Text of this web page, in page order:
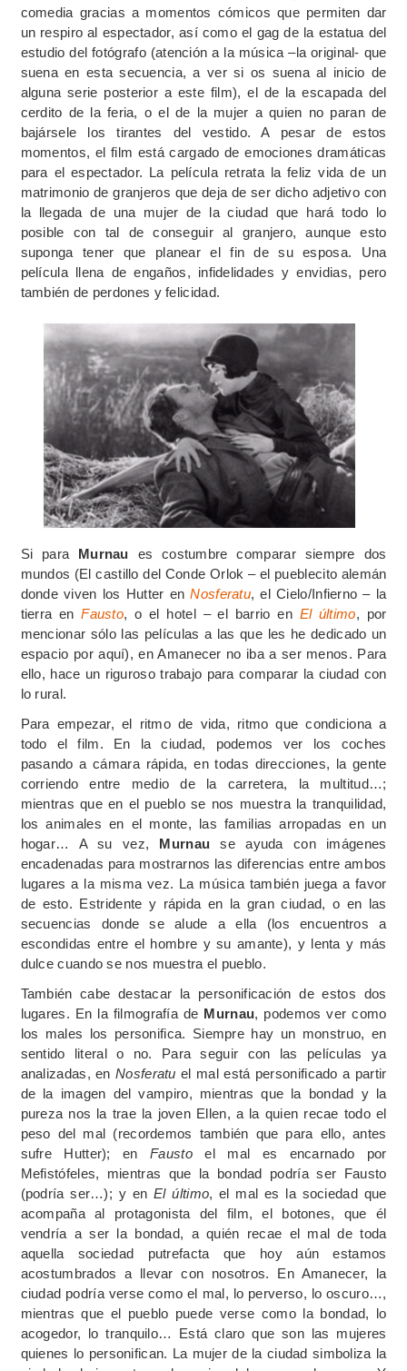
comedia gracias a momentos cómicos que permiten dar
un respiro al espectador, así como el gag de la estatua del
estudio del fotógrafo (atención a la música –la original- que
suena en esta secuencia, a ver si os suena al inicio de
alguna serie posterior a este film), el de la escapada del
cerdito de la feria, o el de la mujer a quien no paran de
bajársele los tirantes del vestido. A pesar de estos
momentos, el film está cargado de emociones dramáticas
para el espectador. La película retrata la feliz vida de un
matrimonio de granjeros que deja de ser dicho adjetivo con
la llegada de una mujer de la ciudad que hará todo lo
posible con tal de conseguir al granjero, aunque esto
suponga tener que planear el fin de su esposa. Una
película llena de engaños, infidelidades y envidias, pero
también de perdones y felicidad.
Si para Murnau es costumbre comparar siempre dos
mundos (El castillo del Conde Orlok – el pueblecito alemán
donde viven los Hutter enNosferatu, el Cielo/Infierno – la
tierra enFausto, o el hotel – el barrio en El último, por
mencionar sólo las películas a las que les he dedicado un
espacio por aquí), en Amanecer no iba a ser menos. Para
ello, hace un riguroso trabajo para comparar la ciudad con
lo rural.
Para empezar, el ritmo de vida, ritmo que condiciona a
todo el film. En la ciudad, podemos ver los coches
pasando a cámara rápida, en todas direcciones, la gente
corriendo entre medio de la carretera, la multitud…;
mientras que en el pueblo se nos muestra la tranquilidad,
los animales en el monte, las familias arropadas en un
hogar… A su vez, Murnau se ayuda con imágenes
encadenadas para mostrarnos las diferencias entre ambos
lugares a la misma vez. La música también juega a favor
de esto. Estridente y rápida en la gran ciudad, o en las
secuencias donde se alude a ella (los encuentros a
escondidas entre el hombre y su amante), y lenta y más
dulce cuando se nos muestra el pueblo.
También cabe destacar la personificación de estos dos
lugares. En la filmografía de Murnau, podemos ver como
los males los personifica. Siempre hay un monstruo, en
sentido literal o no. Para seguir con las películas ya
analizadas, enNosferatu el mal está personificado a partir
de la imagen del vampiro, mientras que la bondad y la
pureza nos la trae la joven Ellen, a la quien recae todo el
peso del mal (recordemos también que para ello, antes
sufre Hutter); enFaustoel mal es encarnado por
Mefistófeles, mientras que la bondad podría ser Fausto
(podría ser…); y enEl último, el mal es la sociedad que
acompaña al protagonista del film, el botones, que él
vendría a ser la bondad, a quién recae el mal de toda
aquella sociedad putrefacta que hoy aún estamos
acostumbrados a llevar con nosotros. En Amanecer, la
ciudad podría verse como el mal, lo perverso, lo oscuro…,
mientras que el pueblo puede verse como la bondad, lo
acogedor, lo tranquilo… Está claro que son las mujeres
quienes lo personifican. La mujer de la ciudad simboliza la